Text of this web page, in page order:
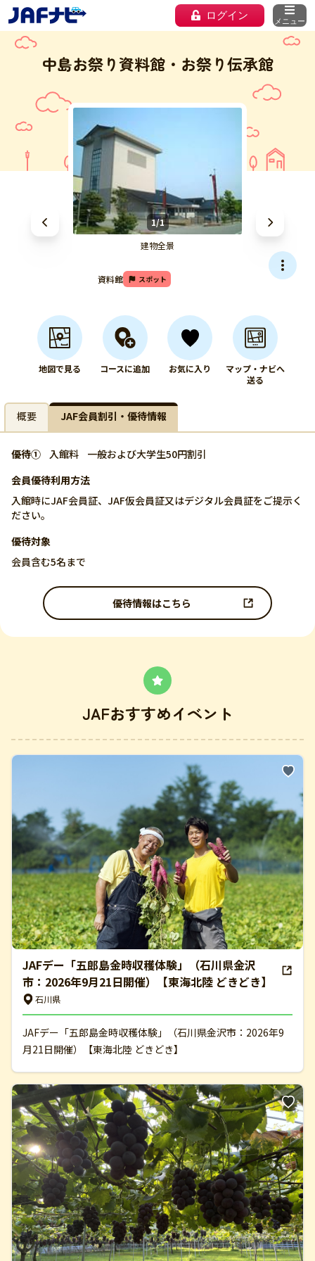
ログイン メニュー
中島お祭り資料館・お祭り伝承館
1/1
建物全景
資料館 スポット
地図で見る コースに追加 お気に入り
マップ・ナビへ
送る
概要 JAF会員割引・優待情報
優待① 入館料
一般および大学生50円割引
会員優待利用方法
入館時にJAF会員証、JAF仮会員証又はデジタル会員証をご提示く
ださい。
優待対象
会員含む5名まで
優待情報はこちら
JAFおすすめイベント
JAFデー「五郎島金時収穫体験」（石川県金沢
市：2026年9月21日開催）【東海北陸 どきどき】
石川県
JAFデー「五郎島金時収穫体験」（石川県金沢市：2026年9
月21日開催）【東海北陸 どきどき】